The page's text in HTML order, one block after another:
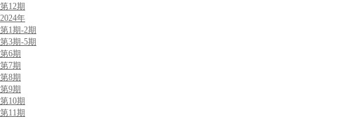
第12期
2024年
第1期-2期
第3期-5期
第6期
第7期
第8期
第9期
第10期
第11期